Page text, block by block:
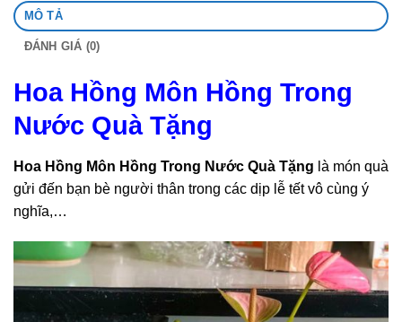
MÔ TẢ
ĐÁNH GIÁ (0)
Hoa Hồng Môn Hồng Trong
Nước Quà Tặng
Hoa Hồng Môn Hồng Trong Nước Quà Tặng là món quà
gửi đến bạn bè người thân trong các dịp lễ tết vô cùng ý
nghĩa,…